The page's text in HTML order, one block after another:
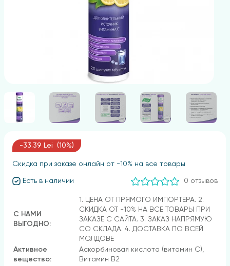
-33.39 Lei (10%)
Скидка при заказе онлайн от -10% на все товары
Есть в наличии 0 отзывов
С НАМИ
ВЫГОДНО:
1. ЦЕНА ОТ ПРЯМОГО ИМПОРТЕРА. 2.
СКИДКА ОТ -10% НА ВСЕ ТОВАРЫ ПРИ
ЗАКАЗЕ С САЙТА. 3. ЗАКАЗ НАПРЯМУЮ
СО СКЛАДА. 4. ДОСТАВКА ПО ВСЕЙ
МОЛДОВЕ
Активное
вещество:
Аскорбиновая кислота (витамин С),
Витамин В2